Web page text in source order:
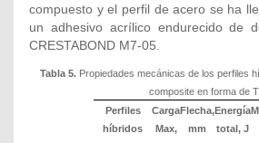
compuesto y el perfil de acero se ha
un adhesivo acrílico endurecido de
CRESTABOND M7-05.
Tabla 5. Propiedades mecánicas de los perfiles
composite en forma de T
Perfiles
híbridos
Carga
Max,
Flecha,
mm
Energía
total, J